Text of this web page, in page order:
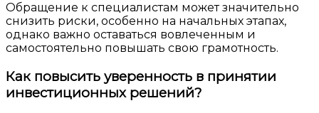
Обращение к специалистам может значительно
снизить риски, особенно на начальных этапах,
однако важно оставаться вовлеченным и
самостоятельно повышать свою грамотность.
Как повысить уверенность в принятии
инвестиционных решений?